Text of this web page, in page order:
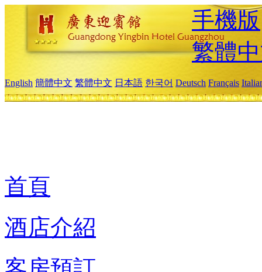
手機版
繁體
English 簡體中文 繁體中文 日本語 한국어 Deutsch Français
首頁
酒店介紹